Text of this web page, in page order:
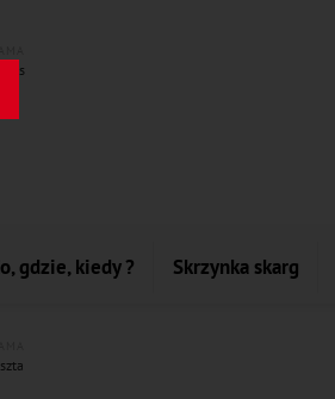
gdzie, kiedy ? Skrzynka skarg